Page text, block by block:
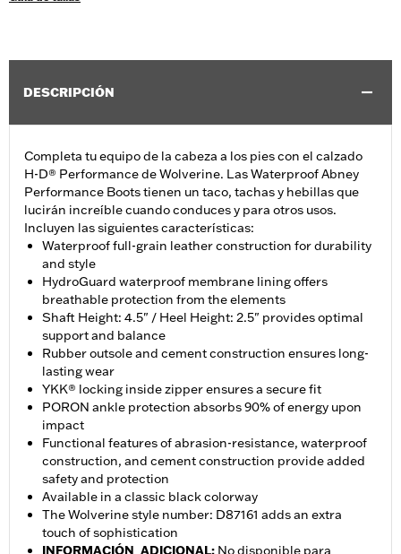
DESCRIPCIÓN
Completa tu equipo de la cabeza a los pies con el calzado
H-D® Performance de Wolverine. Las Waterproof Abney
Performance Boots tienen un taco, tachas y hebillas que
lucirán increíble cuando conduces y para otros usos.
Incluyen las siguientes características:
Waterproof full-grain leather construction for durability
and style
HydroGuard waterproof membrane lining offers
breathable protection from the elements
Shaft Height: 4.5" / Heel Height: 2.5" provides optimal
support and balance
Rubber outsole and cement construction ensures long-
lasting wear
YKK® locking inside zipper ensures a secure fit
PORON ankle protection absorbs 90% of energy upon
impact
Functional features of abrasion-resistance, waterproof
construction, and cement construction provide added
safety and protection
Available in a classic black colorway
The Wolverine style number: D87161 adds an extra
touch of sophistication
INFORMACIÓN_ADICIONAL: No disponible para